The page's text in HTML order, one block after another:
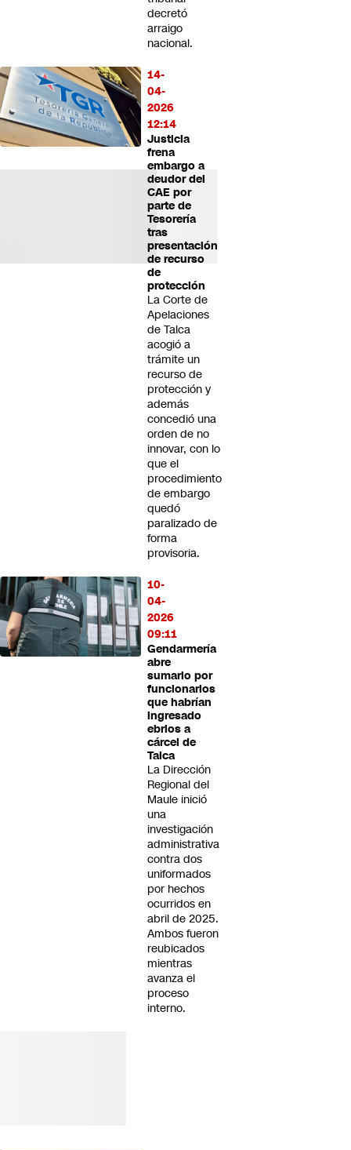
decretó
arraigo
nacional.
14-
04-
2026
12:14
Justicia
frena
embargo a
deudor del
CAE por
parte de
Tesorería
tras
presentación
de recurso
de
protección
La Corte de
Apelaciones
de Talca
acogió a
trámite un
recurso de
protección y
además
concedió una
orden de no
innovar, con lo
que el
procedimiento
de embargo
quedó
paralizado de
forma
provisoria.
10-
04-
2026
09:11
Gendarmería
abre
sumario por
funcionarios
que habrían
ingresado
ebrios a
cárcel de
Talca
La Dirección
Regional del
Maule inició
una
investigación
administrativa
contra dos
uniformados
por hechos
ocurridos en
abril de 2025.
Ambos fueron
reubicados
mientras
avanza el
proceso
interno.